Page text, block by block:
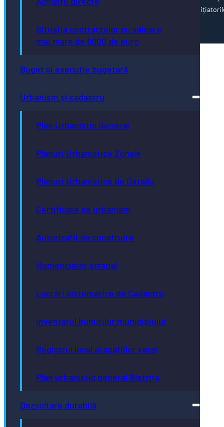
Situația contractelor cu valoare
mai mare de 5000 de euro
Buget și execuție bugetară
Urbanism și cadastru
Plan Urbanistic General
Planuri Urbanistice Zonale
Planuri Urbanistice de Detaliu
Certificate de urbanism
Autorizații de construire
Nomenclator stradal
Lucrări sistematice de Cadastru
Inventarul bunurilor municipiului
Registrul local al spațiilor verzi
Plan urbanistic general Bistrița
Dezvoltare durabilă
corectitudinii și coerenței informațiilor prezentate revine